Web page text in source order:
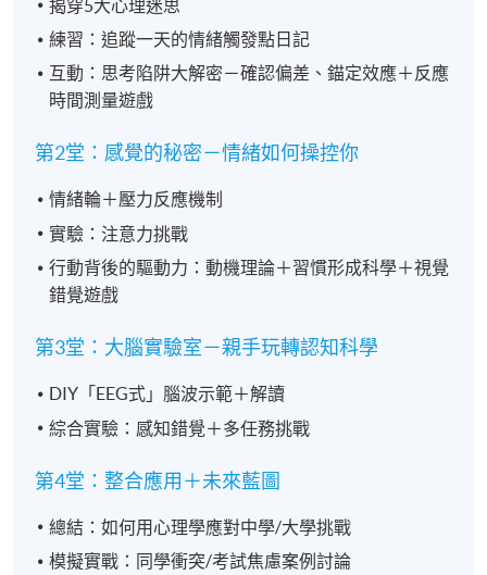
揭穿5大心理迷思
練習：追蹤一天的情緒觸發點日記
互動：思考陷阱大解密－確認偏差、錨定效應＋反應
時間測量遊戲
第2堂：感覺的秘密－情緒如何操控你
情緒輪＋壓力反應機制
實驗：注意力挑戰
行動背後的驅動力：動機理論＋習慣形成科學＋視覺
錯覺遊戲
第3堂：大腦實驗室－親手玩轉認知科學
DIY「EEG式」腦波示範＋解讀
綜合實驗：感知錯覺＋多任務挑戰
第4堂：整合應用＋未來藍圖
總結：如何用心理學應對中學/大學挑戰
模擬實戰：同學衝突/考試焦慮案例討論